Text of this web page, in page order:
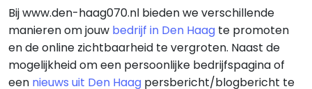
Bij www.den-haag070.nl bieden we verschillende
manieren om jouw bedrijf in Den Haag te promoten
en de online zichtbaarheid te vergroten. Naast de
mogelijkheid om een persoonlijke bedrijfspagina of
een nieuws uit Den Haag persbericht/blogbericht te